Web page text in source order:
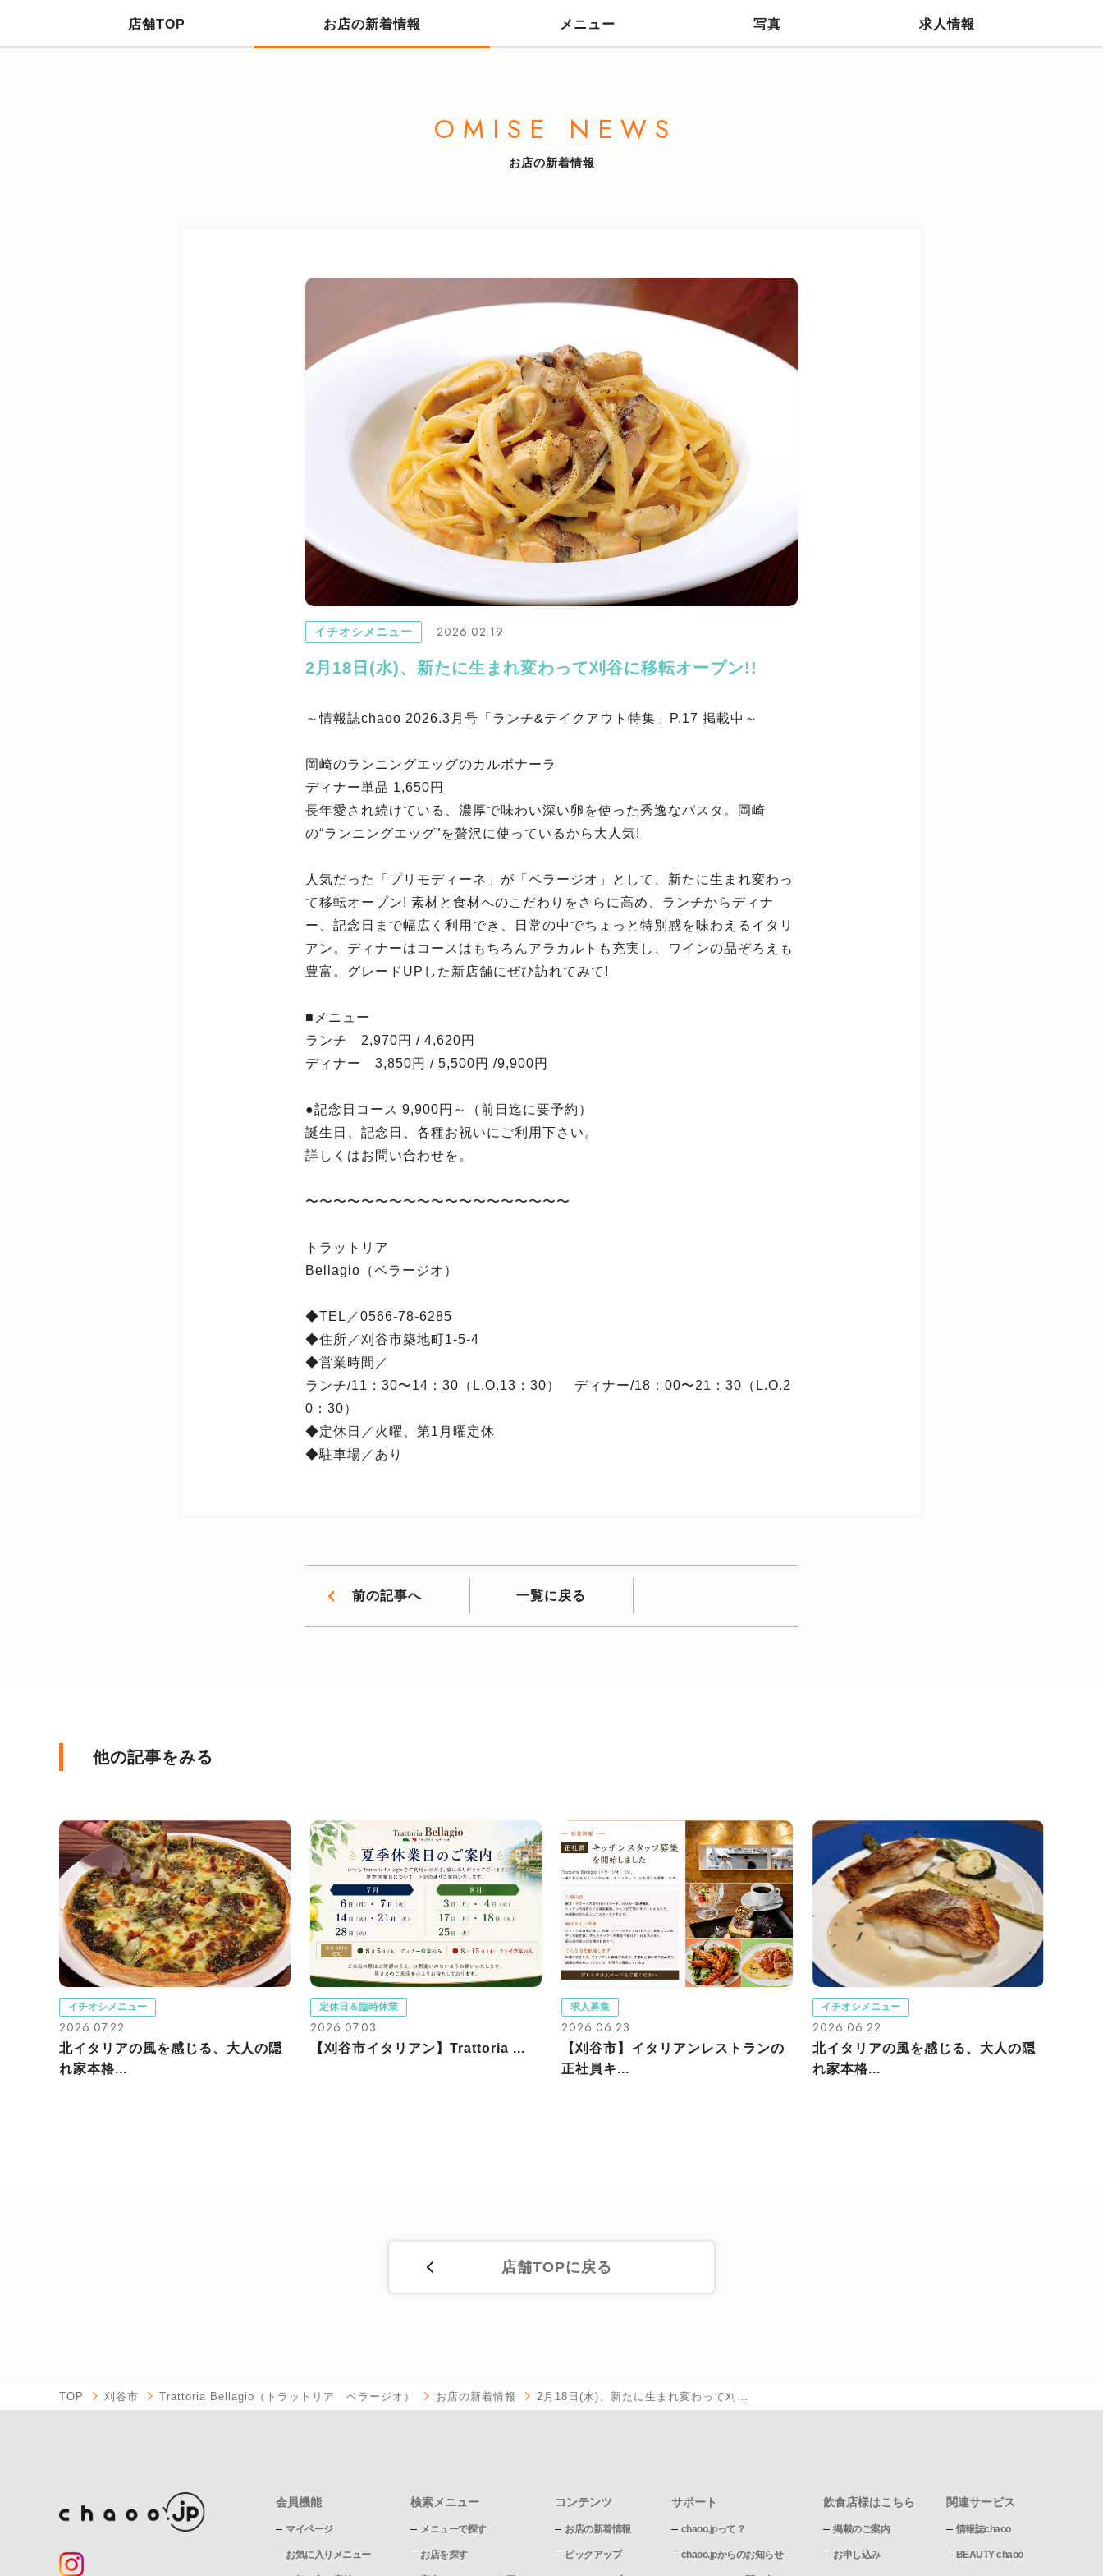
店舗TOP お店の新着情報 メニュー 写真 求人情報
OMISE NEWS
お店の新着情報
イチオシメニュー 2026.02.19
2月18日(水)、新たに生まれ変わって刈谷に移転オープン!!
～情報誌chaoo 2026.3月号「ランチ&テイクアウト特集」P.17 掲載中～
岡崎のランニングエッグのカルボナーラ
ディナー単品 1,650円
長年愛され続けている、濃厚で味わい深い卵を使った秀逸なパスタ。岡崎
の“ランニングエッグ”を贅沢に使っているから大人気!
人気だった「プリモディーネ」が「ベラージオ」として、新たに生まれ変わっ
て移転オープン! 素材と食材へのこだわりをさらに高め、ランチからディナ
ー、記念日まで幅広く利用でき、日常の中でちょっと特別感を味わえるイタリ
アン。ディナーはコースはもちろんアラカルトも充実し、ワインの品ぞろえも
豊富。グレードUPした新店舗にぜひ訪れてみて!
■メニュー
ランチ 2,970円 / 4,620円
ディナー 3,850円 / 5,500円 /9,900円
●記念日コース 9,900円～（前日迄に要予約）
誕生日、記念日、各種お祝いにご利用下さい。
詳しくはお問い合わせを。
〜〜〜〜〜〜〜〜〜〜〜〜〜〜〜〜〜〜〜
トラットリア
Bellagio（ベラージオ）
◆TEL／0566-78-6285
◆住所／刈谷市築地町1-5-4
◆営業時間／
ランチ/11：30〜14：30（L.O.13：30） ディナー/18：00〜21：30（L.O.2
0：30）
◆定休日／火曜、第1月曜定休
◆駐車場／あり
前の記事へ 一覧に戻る
他の記事をみる
イチオシメニュー
2026.07.22
北イタリアの風を感じる、大人の隠
れ家本格...
定休日＆臨時休業
2026.07.03
【刈谷市イタリアン】Trattoria ...
求人募集
2026.06.23
【刈谷市】イタリアンレストランの
正社員キ...
イチオシメニュー
2026.06.22
北イタリアの風を感じる、大人の隠
れ家本格...
店舗TOPに戻る
TOP 刈谷市 Trattoria Bellagio（トラットリア ベラージオ） お店の新着情報 2月18日(水)、新たに生まれ変わって刈…
会員機能
マイページ
お気に入りメニュー
検索メニュー
メニューで探す
お店を探す
コンテンツ
お店の新着情報
ピックアップ
サポート
chaoo.jpって？
chaoo.jpからのお知らせ
飲食店様はこちら
掲載のご案内
お申し込み
関連サービス
情報誌chaoo
BEAUTY chaoo